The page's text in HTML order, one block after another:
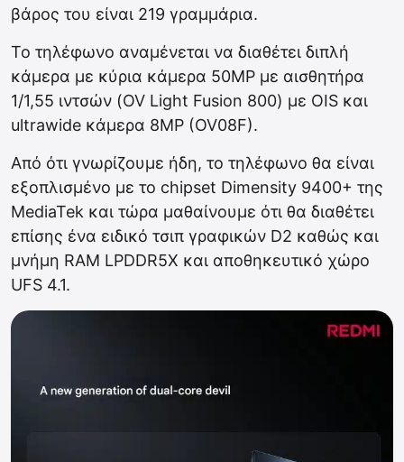
βάρος του είναι 219 γραμμάρια.
Το τηλέφωνο αναμένεται να διαθέτει διπλή
κάμερα με κύρια κάμερα 50MP με αισθητήρα
1/1,55 ιντσών (OV Light Fusion 800) με OIS και
ultrawide κάμερα 8MP (OV08F).
Aπό ότι γνωρίζουμε ήδη, το τηλέφωνο θα είναι
εξοπλισμένο με το chipset Dimensity 9400+ της
MediaTek και τώρα μαθαίνουμε ότι θα διαθέτει
επίσης ένα ειδικό τσιπ γραφικών D2 καθώς και
μνήμη RAM LPDDR5X και αποθηκευτικό χώρο
UFS 4.1.